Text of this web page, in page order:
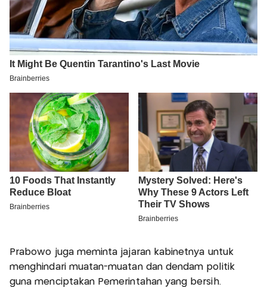
Prabowo juga meminta jajaran kabinetnya untuk
menghindari muatan-muatan dan dendam politik
guna menciptakan Pemerintahan yang bersih.